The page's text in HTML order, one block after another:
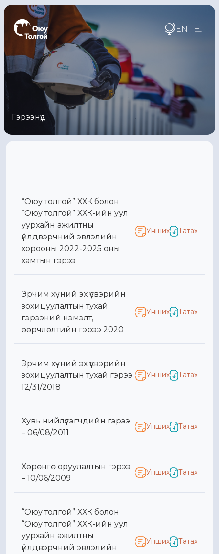
EN
Гэрээнүүд
“Оюу толгой” ХХК болон
“Оюу толгой” ХХК-ийн уул
уурхайн ажилтны
үйлдвэрчний эвлэлийн
хорооны 2022-2025 оны
хамтын гэрээ
Унших Татах
Эрчим хүчний эх үүсвэрийн
зохицуулалтын тухай
гэрээний нэмэлт,
өөрчлөлтийн гэрээ 2020
Унших Татах
Эрчим хүчний эх үүсвэрийн
зохицуулалтын тухай гэрээ
12/31/2018
Унших Татах
Хувь нийлүүлэгчдийн гэрээ
– 06/08/2011
Унших Татах
Хөрөнгө оруулалтын гэрээ
– 10/06/2009
Унших Татах
“Оюу толгой” ХХК болон
“Оюу толгой” ХХК-ийн уул
уурхайн ажилтны
үйлдвэрчний эвлэлийн
Унших Татах